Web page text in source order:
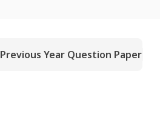
Previous Year Question Paper